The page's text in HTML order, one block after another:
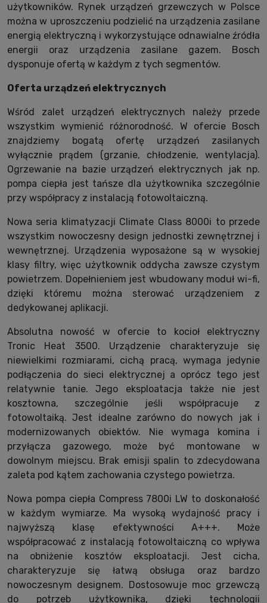
użytkowników. Rynek urządzeń grzewczych w Polsce
można w uproszczeniu podzielić na urządzenia zasilane
energią elektryczną i wykorzystujące odnawialne źródła
energii oraz urządzenia zasilane gazem. Bosch
dysponuje ofertą w każdym z tych segmentów.
Oferta urządzeń elektrycznych
Wśród zalet urządzeń elektrycznych należy przede
wszystkim wymienić różnorodność. W ofercie Bosch
znajdziemy bogatą ofertę urządzeń zasilanych
wyłącznie prądem (grzanie, chłodzenie, wentylacja).
Ogrzewanie na bazie urządzeń elektrycznych jak np.
pompa ciepła jest tańsze dla użytkownika szczególnie
przy współpracy z instalacją fotowoltaiczną.
Nowa seria klimatyzacji Climate Class 8000i to przede
wszystkim nowoczesny design jednostki zewnętrznej i
wewnętrznej. Urządzenia wyposażone są w wysokiej
klasy filtry, więc użytkownik oddycha zawsze czystym
powietrzem. Dopełnieniem jest wbudowany moduł wi-fi,
dzięki któremu można sterować urządzeniem z
dedykowanej aplikacji.
Absolutna nowość w ofercie to kocioł elektryczny
Tronic Heat 3500. Urządzenie charakteryzuje się
niewielkimi rozmiarami, cichą pracą, wymaga jedynie
podłączenia do sieci elektrycznej a oprócz tego jest
relatywnie tanie. Jego eksploatacja także nie jest
kosztowna, szczególnie jeśli współpracuje z
fotowoltaiką. Jest idealne zarówno do nowych jak i
modernizowanych obiektów. Nie wymaga komina i
przyłącza gazowego, może być montowane w
dowolnym miejscu. Brak emisji spalin to zdecydowana
zaleta pod kątem zachowania czystego powietrza.
Nowa pompa ciepła Compress 7800i LW to doskonałość
w każdym wymiarze. Ma wysoką wydajność pracy i
najwyższą klasę efektywności A+++. Może
współpracować z instalacją fotowoltaiczną co wpływa
na obniżenie kosztów eksploatacji. Jest cicha,
charakteryzuje się łatwą obsługa oraz bardzo
nowoczesnym designem. Dostosowuje moc grzewczą
do potrzeb użytkownika, dzięki technologii